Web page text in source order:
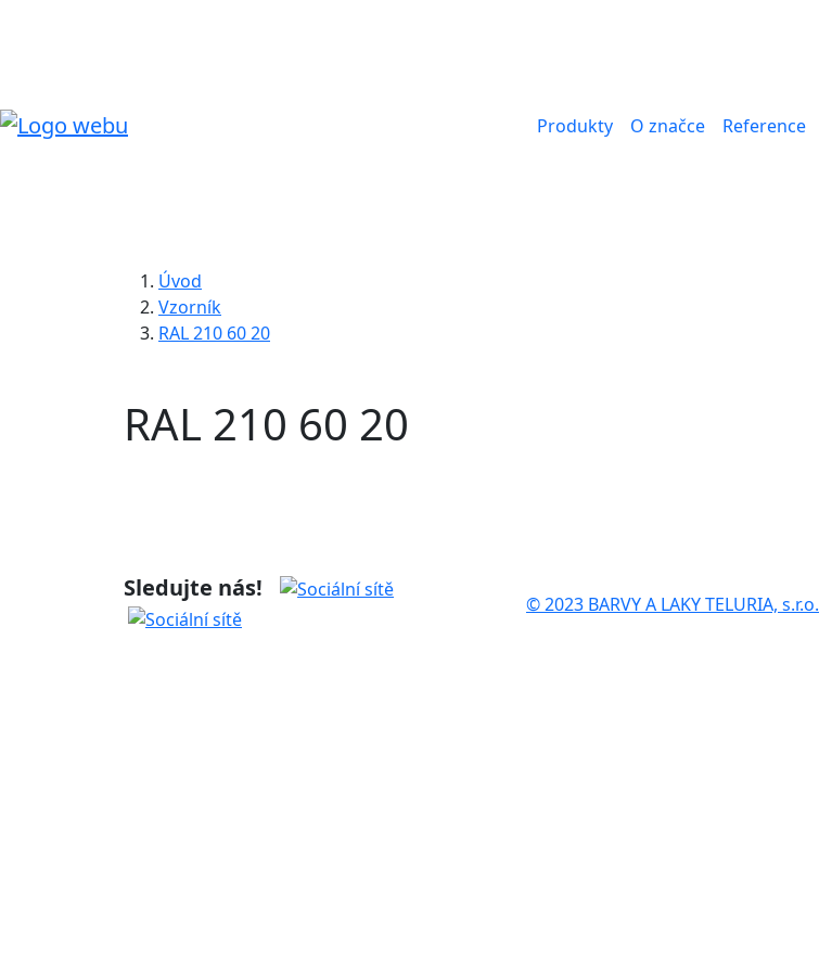
Produkty O značce Reference
Úvod
Vzorník
RAL 210 60 20
RAL 210 60 20
Sledujte nás!
© 2023 BARVY A LAKY TELURIA, s.r.o.